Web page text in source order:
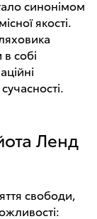
синонімом
якості.
собі
Ленд
свободи,